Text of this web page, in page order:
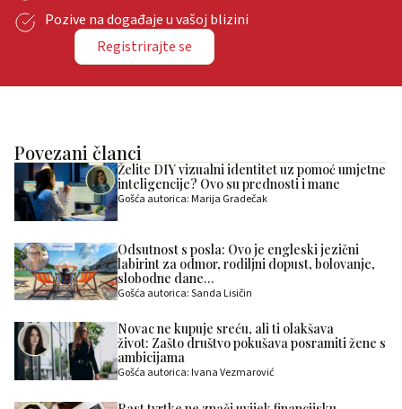
Pozive na događaje u vašoj blizini
Registrirajte se
Povezani članci
Želite DIY vizualni identitet uz pomoć umjetne
inteligencije? Ovo su prednosti i mane
Gošća autorica: Marija Gradečak
Odsutnost s posla: Ovo je engleski jezični
labirint za odmor, rodiljni dopust, bolovanje,
slobodne dane…
Gošća autorica: Sanda Lisičin
Novac ne kupuje sreću, ali ti olakšava
život: Zašto društvo pokušava posramiti žene s
ambicijama
Gošća autorica: Ivana Vezmarović